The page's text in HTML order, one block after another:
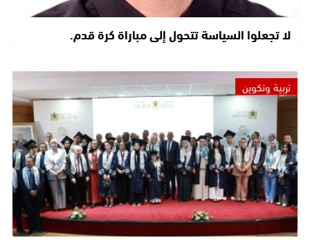
لا تجعلوا السياسة تتحول إلى مباراة كرة قدم.
تربية وتكوين